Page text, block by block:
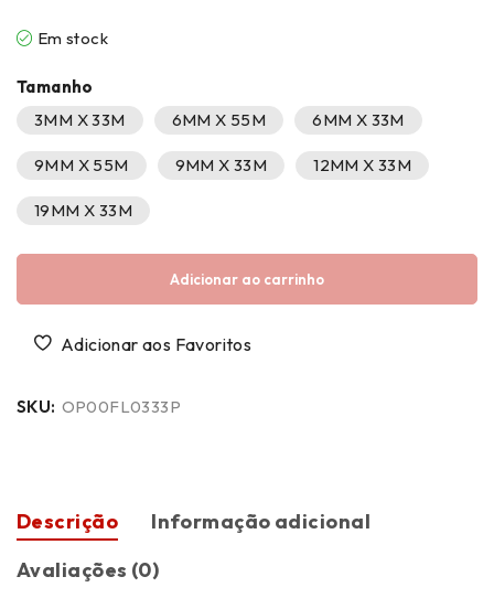
Em stock
Tamanho
3MM X 33M
6MM X 55M 6MM X 33M
9MM X 55M 9MM X 33M 12MM X 33M
19MM X 33M
Adicionar ao carrinho
SKU: OP00FL0333P
Descrição
Informação adicional
Avaliações (0)